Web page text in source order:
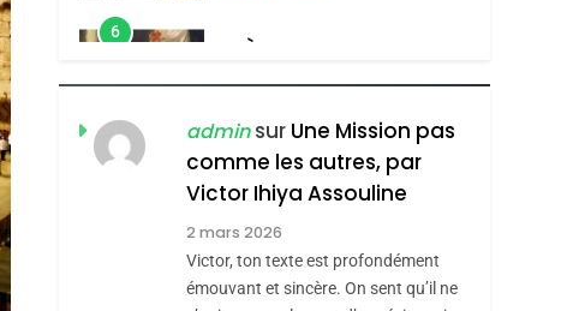
L’antisémitisme
6
FIÈRE, DIGNE ET
RÉSILIENTE :
POURQUOI JE
REVENDIQUE MA
JUDAÏTE Par Thérèse
Zrihen-Dvir
ISRAÉL JUDAISME
CE QUI NOUS
MANQUE – Jacques
Hadida
JUDAISME
adminsur Une Mission pas
comme les autres, par
Victor Ihiya Assouline
2 mars 2026
Victor, ton texte est profondément
émouvant et sincère. On sent qu’il ne